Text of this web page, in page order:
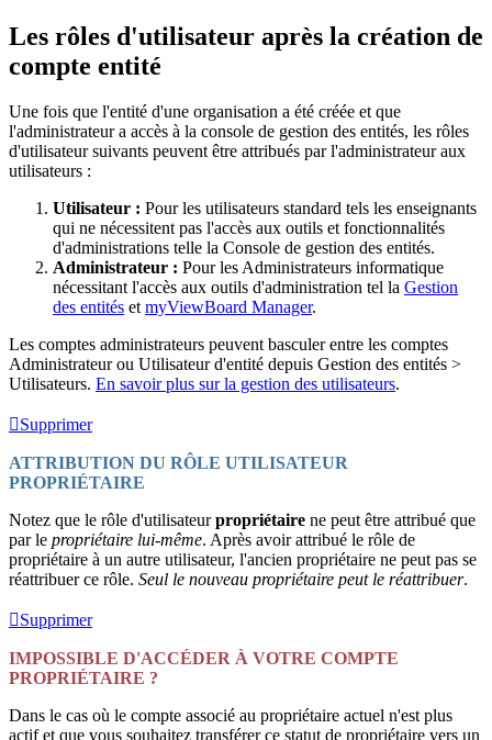
Les rôles d'utilisateur après la création de
compte entité
Une fois que l'entité d'une organisation a été créée et que
l'administrateur a accès à la console de gestion des entités, les rôles
d'utilisateur suivants peuvent être attribués par l'administrateur aux
utilisateurs :
Utilisateur : Pour les utilisateurs standard tels les enseignants
qui ne nécessitent pas l'accès aux outils et fonctionnalités
d'administrations telle la Console de gestion des entités.
Administrateur : Pour les Administrateurs informatique
nécessitant l'accès aux outils d'administration tel la Gestion
des entités etmyViewBoard Manager.
Les comptes administrateurs peuvent basculer entre les comptes
Administrateur ou Utilisateur d'entité depuis Gestion des entités >
Utilisateurs. En savoir plus sur la gestion des utilisateurs.
Supprimer
ATTRIBUTION DU RÔLE UTILISATEUR
PROPRIÉTAIRE
Notez que le rôle d'utilisateurpropriétaire ne peut être attribué que
par le propriétaire lui-même. Après avoir attribué le rôle de
propriétaire à un autre utilisateur, l'ancien propriétaire ne peut pas se
réattribuer ce rôle. Seul le nouveau propriétaire peut le réattribuer.
Supprimer
IMPOSSIBLE D'ACCÉDER À VOTRE COMPTE
PROPRIÉTAIRE ?
Dans le cas où le compte associé au propriétaire actuel n'est plus
actif et que vous souhaitez transférer ce statut de propriétaire vers un